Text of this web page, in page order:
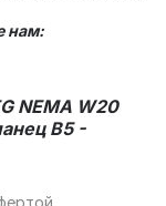
нам:
NEMA W20
В5 -